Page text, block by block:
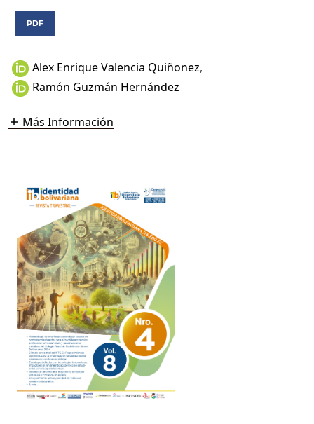
PDF
Alex Enrique Valencia Quiñonez,
Ramón Guzmán Hernández
Más Información